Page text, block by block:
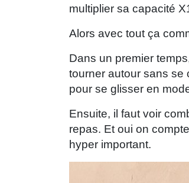
multiplier sa capacité
Alors avec tout ça
Dans un premier
tourner autour sans se
pour se glisser en
Ensuite, il faut voir
repas. Et oui on
hyper important.